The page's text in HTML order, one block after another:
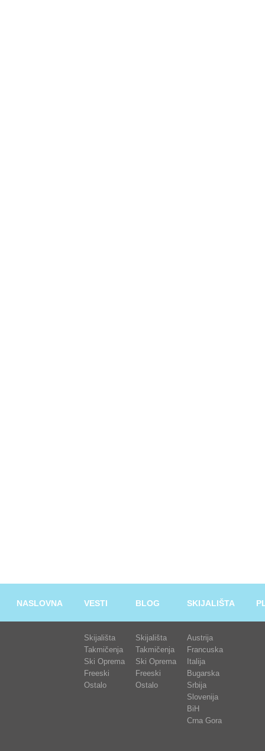
NASLOVNA VESTI
Skijališta
Takmičenja
Ski Oprema
Freeski
Ostalo
BLOG
Skijališta
Takmičenja
Ski Oprema
Freeski
Ostalo
SKIJALIŠTA
Austrija
Francuska
Italija
Bugarska
Srbija
Slovenija
BiH
Crna Gora